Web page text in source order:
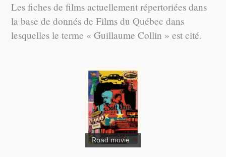
Les fiches de films actuellement répertoriées dans
la base de donnés de Films du Québec dans
lesquelles le terme « Guillaume Collin » est cité.
Road movie